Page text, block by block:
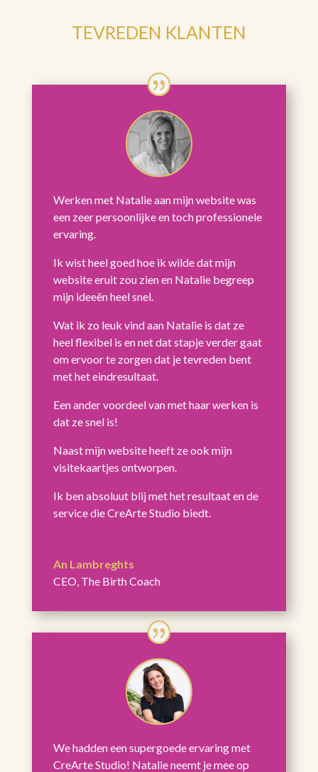
TEVREDEN KLANTEN
Werken met Natalie aan mijn website was
een zeer persoonlijke en toch professionele
ervaring.
Ik wist heel goed hoe ik wilde dat mijn
website eruit zou zien en Natalie begreep
mijn ideeën heel snel.
Wat ik zo leuk vind aan Natalie is dat ze
heel flexibel is en net dat stapje verder gaat
om ervoor te zorgen dat je tevreden bent
met het eindresultaat.
Een ander voordeel van met haar werken is
dat ze snel is!
Naast mijn website heeft ze ook mijn
visitekaartjes ontworpen.
Ik ben absoluut blij met het resultaat en de
service die CreArte Studio biedt.
An Lambreghts
CEO, The Birth Coach
We hadden een supergoede ervaring met
CreArte Studio! Natalie neemt je mee op